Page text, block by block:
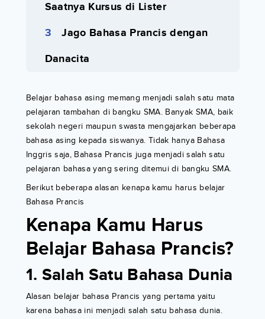
Saatnya Kursus di Lister
Jago Bahasa Prancis dengan
Danacita
Belajar bahasa asing memang menjadi salah satu mata
pelajaran tambahan di bangku SMA. Banyak SMA, baik
sekolah negeri maupun swasta mengajarkan beberapa
bahasa asing kepada siswanya. Tidak hanya Bahasa
Inggris saja, Bahasa Prancis juga menjadi salah satu
pelajaran bahasa yang sering ditemui di bangku SMA.
Berikut beberapa alasan kenapa kamu harus belajar
Bahasa Prancis
Kenapa Kamu Harus
Belajar Bahasa Prancis?
1. Salah Satu Bahasa Dunia
Alasan belajar bahasa Prancis yang pertama yaitu
karena bahasa ini menjadi salah satu bahasa dunia.